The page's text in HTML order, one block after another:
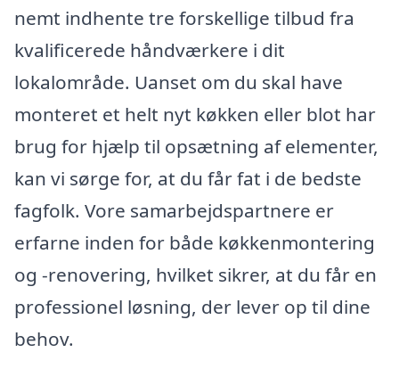
nemt indhente tre forskellige tilbud fra
kvalificerede håndværkere i dit
lokalområde. Uanset om du skal have
monteret et helt nyt køkken eller blot har
brug for hjælp til opsætning af elementer,
kan vi sørge for, at du får fat i de bedste
fagfolk. Vore samarbejdspartnere er
erfarne inden for både køkkenmontering
og -renovering, hvilket sikrer, at du får en
professionel løsning, der lever op til dine
behov.